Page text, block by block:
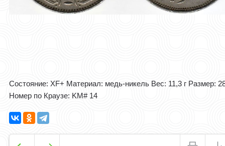
Состояние: XF+ Материал: медь-никель Вес: 11,3 г Размер:
Номер по Краузе: KM# 14